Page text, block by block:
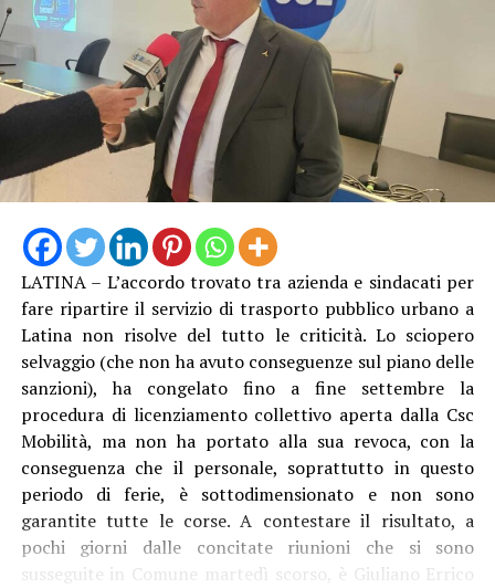
LATINA – L’accordo trovato tra azienda e sindacati per
fare ripartire il servizio di trasporto pubblico urbano a
Latina non risolve del tutto le criticità. Lo sciopero
selvaggio (che non ha avuto conseguenze sul piano delle
sanzioni), ha congelato fino a fine settembre la
procedura di licenziamento collettivo aperta dalla Csc
Mobilità, ma non ha portato alla sua revoca, con la
conseguenza che il personale, soprattutto in questo
periodo di ferie, è sottodimensionato e non sono
garantite tutte le corse. A contestare il risultato, a
pochi giorni dalle concitate riunioni che si sono
susseguite in Comune martedì scorso, è Giuliano Errico